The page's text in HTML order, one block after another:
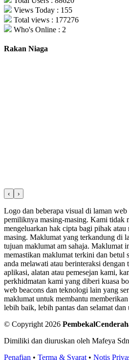
Views Today : 155
Total views : 177276
Who's Online : 2
Rakan Niaga
‹ ›
Logo dan beberapa visual di laman
pemiliknya masing-masing. Kami tidak
mengeluarkan hak cipta bagi pihak
masing. Maklumat yang terkandung di
tujuan maklumat am sahaja. Maklumat
memastikan maklumat terkini dan betul
anda melawati atau berinteraksi dengan
aplikasi, alatan atau pemesejan kami,
perkhidmatan kami yang diberi kuasa
web beacons dan teknologi lain yang
maklumat untuk membantu
lebih baik, lebih pantas dan selamat
© Copyright 2026
Dimiliki dan diuruskan oleh Mafeya
Penafian • Terma & Syarat • Notis